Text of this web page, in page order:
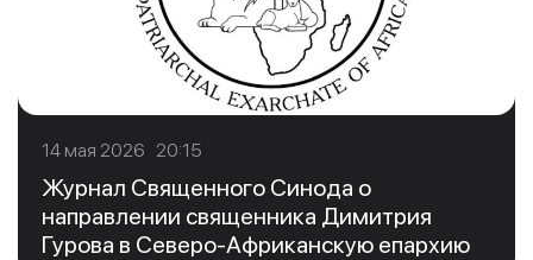
14 мая 2026 20:15
Журнал Священного Синода о
направлении священника Димитрия
Гурова в Северо-Африканскую епархию